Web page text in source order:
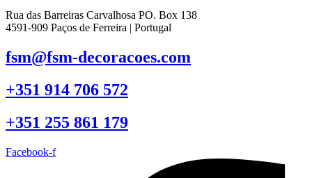
Rua das Barreiras Carvalhosa PO. Box 138
4591-909 Paços de Ferreira | Portugal
fsm@fsm-decoracoes.com
+351 914 706 572
+351 255 861 179
Facebook-f